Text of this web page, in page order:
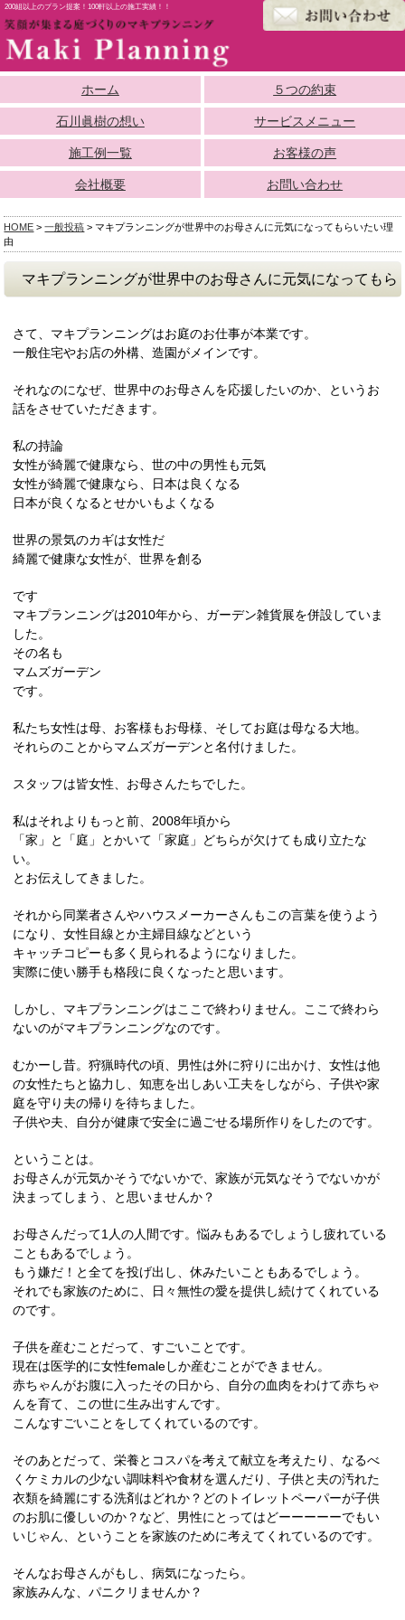
200組以上のプラン提案！100軒以上の施工実績！！
ホーム ５つの約束
石川眞樹の想い サービスメニュー
施工例一覧 お客様の声
会社概要 お問い合わせ
HOME >一般投稿 >マキプランニングが世界中のお母さんに元気になってもらいたい理
由
マキプランニングが世界中のお母さんに元気になってもら
さて、マキプランニングはお庭のお仕事が本業です。
一般住宅やお店の外構、造園がメインです。
それなのになぜ、世界中のお母さんを応援したいのか、というお
話をさせていただきます。
私の持論
女性が綺麗で健康なら、世の中の男性も元気
女性が綺麗で健康なら、日本は良くなる
日本が良くなるとせかいもよくなる
世界の景気のカギは女性だ
綺麗で健康な女性が、世界を創る
です
マキプランニングは2010年から、ガーデン雑貨展を併設していま
した。
その名も
マムズガーデン
です。
私たち女性は母、お客様もお母様、そしてお庭は母なる大地。
それらのことからマムズガーデンと名付けました。
スタッフは皆女性、お母さんたちでした。
私はそれよりもっと前、2008年頃から
「家」と「庭」とかいて「家庭」どちらが欠けても成り立たな
い。
とお伝えしてきました。
それから同業者さんやハウスメーカーさんもこの言葉を使うよう
になり、女性目線とか主婦目線などという
キャッチコピーも多く見られるようになりました。
実際に使い勝手も格段に良くなったと思います。
しかし、マキプランニングはここで終わりません。ここで終わら
ないのがマキプランニングなのです。
むかーし昔。狩猟時代の頃、男性は外に狩りに出かけ、女性は他
の女性たちと協力し、知恵を出しあい工夫をしながら、子供や家
庭を守り夫の帰りを待ちました。
子供や夫、自分が健康で安全に過ごせる場所作りをしたのです。
ということは。
お母さんが元気かそうでないかで、家族が元気なそうでないかが
決まってしまう、と思いませんか？
お母さんだって1人の人間です。悩みもあるでしょうし疲れている
こともあるでしょう。
もう嫌だ！と全てを投げ出し、休みたいこともあるでしょう。
それでも家族のために、日々無性の愛を提供し続けてくれている
のです。
子供を産むことだって、すごいことです。
現在は医学的に女性femaleしか産むことができません。
赤ちゃんがお腹に入ったその日から、自分の血肉をわけて赤ちゃ
んを育て、この世に生み出すんです。
こんなすごいことをしてくれているのです。
そのあとだって、栄養とコスパを考えて献立を考えたり、なるべ
くケミカルの少ない調味料や食材を選んだり、子供と夫の汚れた
衣類を綺麗にする洗剤はどれか？どのトイレットペーパーが子供
のお肌に優しいのか？など、男性にとってはどーーーーーでもい
いじゃん、ということを家族のために考えてくれているのです。
そんなお母さんがもし、病気になったら。
家族みんな、パニクリませんか？